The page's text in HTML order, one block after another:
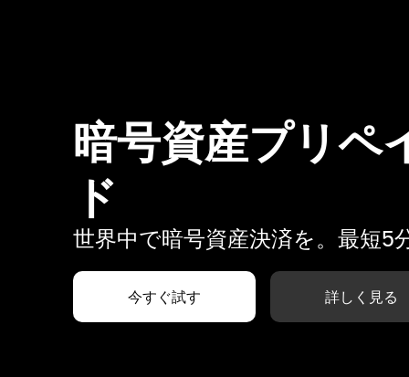
暗号資産プリペ
ド
世界中で暗号資産決済を。最短5
今すぐ試す 詳しく見る